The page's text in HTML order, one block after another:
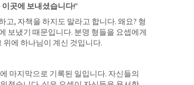
곳에 보내셨습니다!”
고, 자책을 하지도 말라고 합니다. 왜요? 형
보냈기 때문입니다. 분명 형들을 요셉에게
에 하나님이 계신 것입니다.
마지막으로 기록된 일입니다. 자신들의